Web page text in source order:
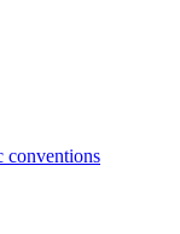
conventions